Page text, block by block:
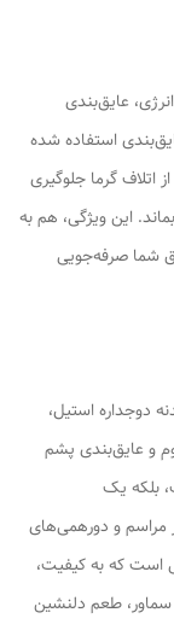
عایق‌بندی
استفاده شده
گرما جلوگیری
این ویژگی، هم به
شما صرفه‌جویی
با بدنه دوجداره استیل،
برنجی مقاوم و عایق‌بندی پشم
بلکه یک
مراسم و دورهمی‌های
است که به کیفیت،
طعم دلنشین